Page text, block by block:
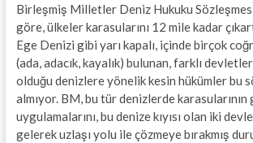
Birleşmiş Milletler Deniz Hukuku
göre, ülkeler karasularını 12 mile kadar
Ege Denizi gibi yarı kapalı, içinde birçok
(ada, adacık, kayalık) bulunan, farklı
olduğu denizlere yönelik kesin hükümler bu
almıyor. BM, bu tür denizlerde
uygulamalarını, bu denize kıyısı olan iki
gelerek uzlaşı yolu ile çözmeye bırakmış